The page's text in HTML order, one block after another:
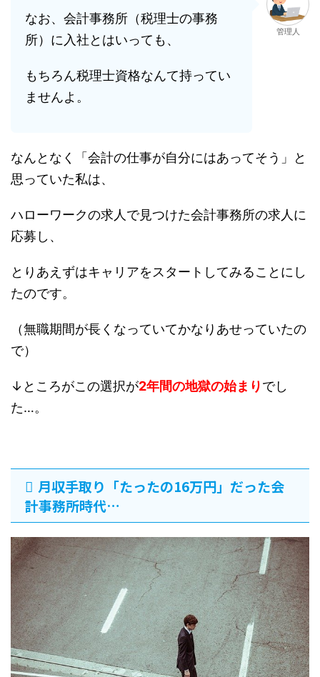
なお、会計事務所（税理士の事務
所）に入社とはいっても、
もちろん税理士資格なんて持ってい
ませんよ。
管理人
なんとなく「会計の仕事が自分にはあってそう」と
思っていた私は、
ハローワークの求人で見つけた会計事務所の求人に
応募し、
とりあえずはキャリアをスタートしてみることにし
たのです。
（無職期間が長くなっていてかなりあせっていたの
で）
↓ところがこの選択が2年間の地獄の始まりでし
た…。
月収手取り「たったの16万円」だった会
計事務所時代…